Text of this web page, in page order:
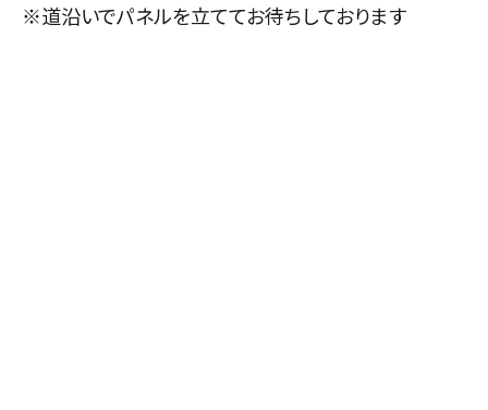
※道沿いでパネルを立ててお待ちしております